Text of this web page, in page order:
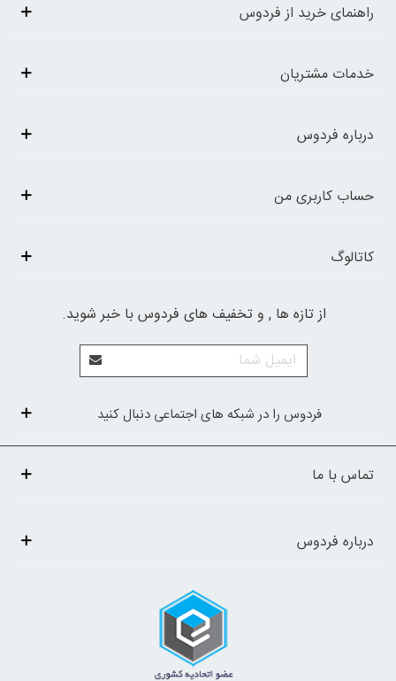
راهنمای خرید از فردوس
خدمات مشتریان
درباره فردوس
حساب کاربری من
کاتالوگ
از تازه ها , و تخفیف های فردوس با خبر شوید.
فردوس را در شبکه های اجتماعی دنبال کنید
تماس با ما
درباره فردوس